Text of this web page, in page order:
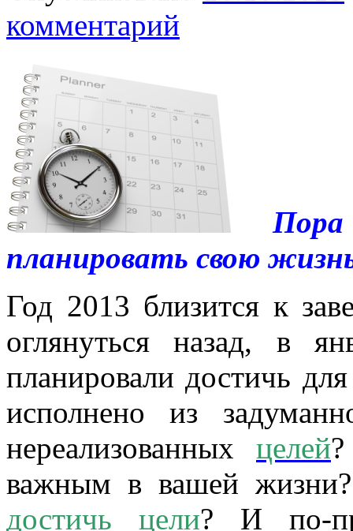
комментарий
Пора
планировать свою
Год 2013 близится к
оглянуться назад, в
планировали достичь
исполнено из
нереализованных целей
важным в вашей
достичь цели? И по-